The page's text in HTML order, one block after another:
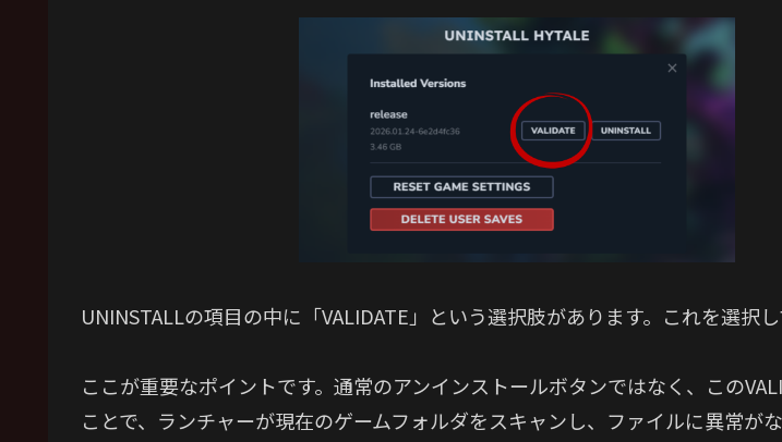
UNINSTALLの項目の中に「VALIDATE」という選択肢があります。これを選択し
ここが重要なポイントです。通常のアンインストールボタンではなく、この
ことで、ランチャーが現在のゲームフォルダをスキャンし、ファイルに異常が